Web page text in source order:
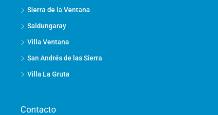
Sierra de la Ventana
Saldungaray
Villa Ventana
San Andrés de las Sierra
Villa La Gruta
Contacto